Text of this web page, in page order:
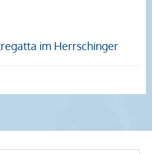
im Herrschinger